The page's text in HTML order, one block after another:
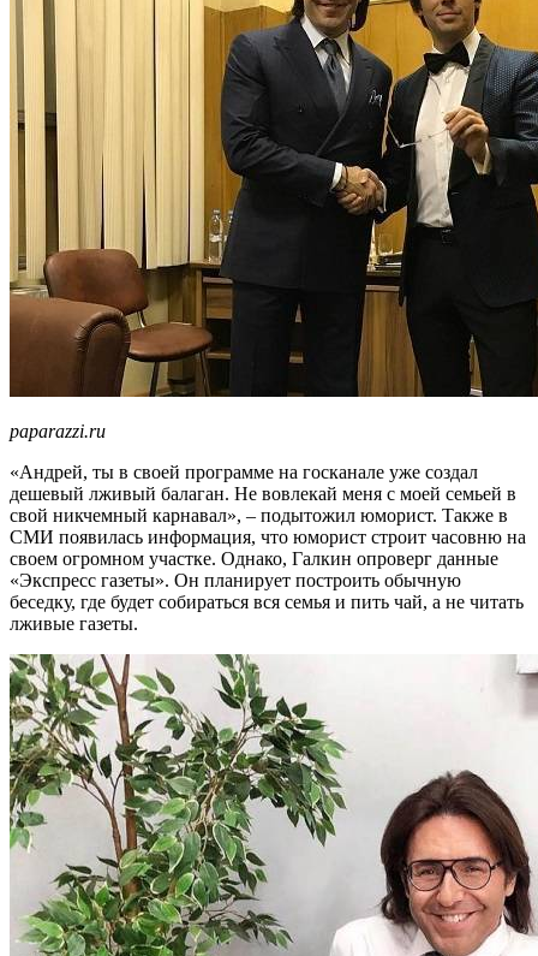
paparazzi.ru
«Андрей, ты в своей программе на госканале уже создал
дешевый лживый балаган. Не вовлекай меня с моей семьей в
свой никчемный карнавал», – подытожил юморист. Также в
СМИ появилась информация, что юморист строит часовню на
своем огромном участке. Однако, Галкин опроверг данные
«Экспресс газеты». Он планирует построить обычную
беседку, где будет собираться вся семья и пить чай, а не читать
лживые газеты.